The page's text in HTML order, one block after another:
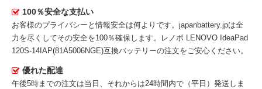
100％安全な支払い
お客様のプライバシーと情報安全は何よりです。japanbattery.jpは全
力を尽くしてその安全を100％確保します。
レノボ LENOVO IdeaPad
120S-14IAP(81A5006NGE)互換バッテリーの注文をご安心ください。
優れた配達
午後5時までの注文は当日、それからは24時間内で（平日）発送しま